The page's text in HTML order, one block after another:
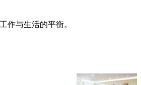
作与生活的平衡。